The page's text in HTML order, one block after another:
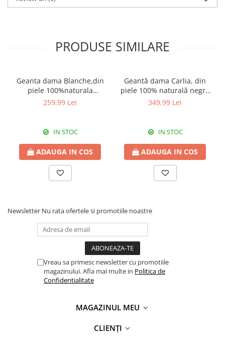
PRODUSE SIMILARE
Geanta dama Blanche,din
piele 100%naturala
Italia,8246,negru
259,99 Lei
IN STOC
ADAUGA IN COS
Geantă dama Carlia, din
piele 100% naturală negru
8009
349,99 Lei
IN STOC
ADAUGA IN COS
Newsletter Nu rata ofertele si promotiile noastre
Vreau sa primesc newsletter cu promotiile
magazinului. Afla mai multe in Politica de
Confidentialitate
MAGAZINUL MEU
CLIENȚI